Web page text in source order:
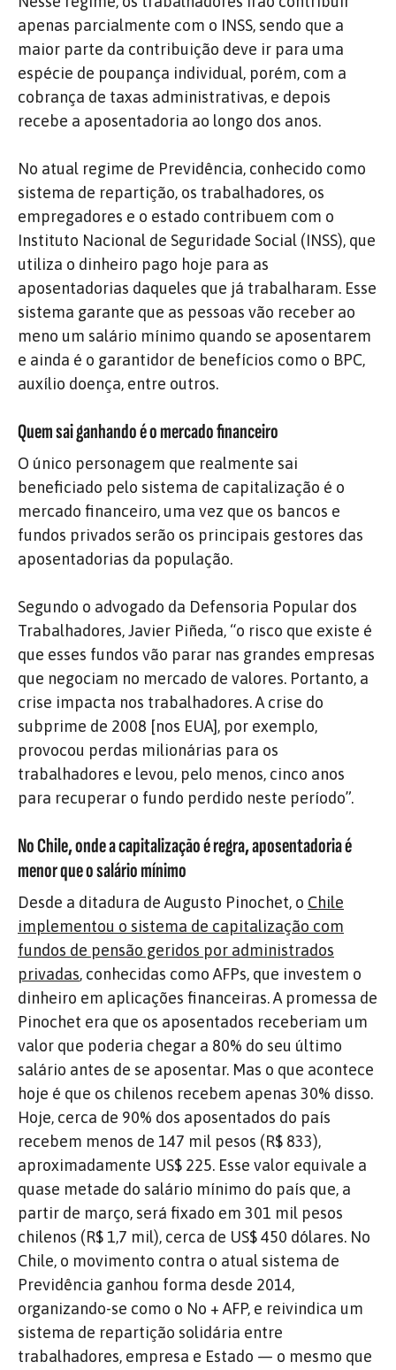
apenas parcialmente com o INSS, sendo que a
maior parte da contribuição deve ir para uma
espécie de poupança individual, porém, com a
cobrança de taxas administrativas, e depois
recebe a aposentadoria ao longo dos anos.
No atual regime de Previdência, conhecido como
sistema de repartição, os trabalhadores, os
empregadores e o estado contribuem com o
Instituto Nacional de Seguridade Social (INSS), que
utiliza o dinheiro pago hoje para as
aposentadorias daqueles que já trabalharam. Esse
sistema garante que as pessoas vão receber ao
meno um salário mínimo quando se aposentarem
e ainda é o garantidor de benefícios como o BPC,
auxílio doença, entre outros.
Quem sai ganhando é o mercado financeiro
O único personagem que realmente sai
beneficiado pelo sistema de capitalização é o
mercado financeiro, uma vez que os bancos e
fundos privados serão os principais gestores das
aposentadorias da população.
Segundo o advogado da Defensoria Popular dos
Trabalhadores, Javier Piñeda, “o risco que existe é
que esses fundos vão parar nas grandes empresas
que negociam no mercado de valores. Portanto, a
crise impacta nos trabalhadores. A crise do
subprime de 2008 [nos EUA], por exemplo,
provocou perdas milionárias para os
trabalhadores e levou, pelo menos, cinco anos
para recuperar o fundo perdido neste período”.
No Chile, onde a capitalização é regra, aposentadoria é
menor que o salário mínimo
Desde a ditadura de Augusto Pinochet, o Chile
implementou o sistema de capitalização com
fundos de pensão geridos por administrados
privadas, conhecidas como AFPs, que investem o
dinheiro em aplicações financeiras. A promessa de
Pinochet era que os aposentados receberiam um
valor que poderia chegar a 80% do seu último
salário antes de se aposentar. Mas o que acontece
hoje é que os chilenos recebem apenas 30% disso.
Hoje, cerca de 90% dos aposentados do país
recebem menos de 147 mil pesos (R$ 833),
aproximadamente US$ 225. Esse valor equivale a
quase metade do salário mínimo do país que, a
partir de março, será fixado em 301 mil pesos
chilenos (R$ 1,7 mil), cerca de US$ 450 dólares. No
Chile, o movimento contra o atual sistema de
Previdência ganhou forma desde 2014,
organizando-se como o No + AFP, e reivindica um
sistema de repartição solidária entre
trabalhadores, empresa e Estado — o mesmo que